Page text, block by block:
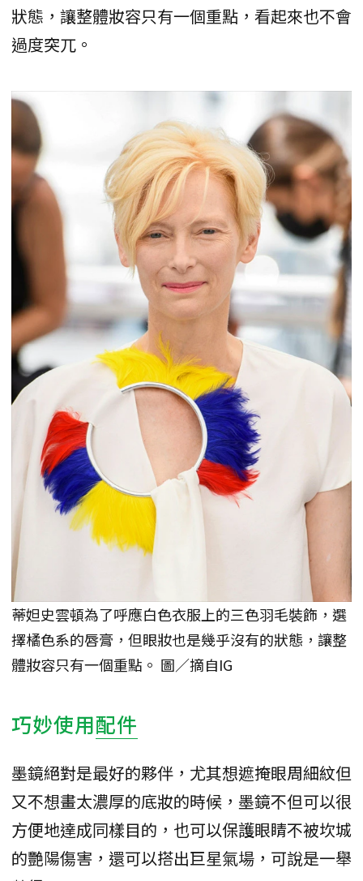
狀態，讓整體妝容只有一個重點，看起來也不會
過度突兀。
蒂妲史雲頓為了呼應白色衣服上的三色羽毛裝飾，選
擇橘色系的唇膏，但眼妝也是幾乎沒有的狀態，讓整
體妝容只有一個重點。 圖／摘自IG
巧妙使用配件
墨鏡絕對是最好的夥伴，尤其想遮掩眼周細紋但
又不想畫太濃厚的底妝的時候，墨鏡不但可以很
方便地達成同樣目的，也可以保護眼睛不被坎城
的艷陽傷害，還可以搭出巨星氣場，可說是一舉